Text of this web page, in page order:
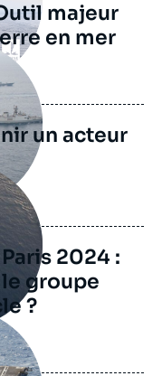
majeur
en mer
un acteur
2024 :
groupe
?